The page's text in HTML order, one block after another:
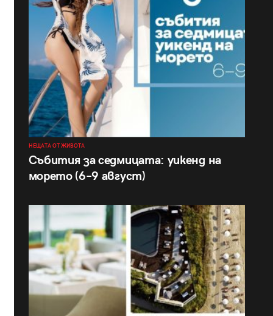
НЕЩАТА ОТ ЖИВОТА
Събития за седмицата: уикенд на
морето (6–9 август)